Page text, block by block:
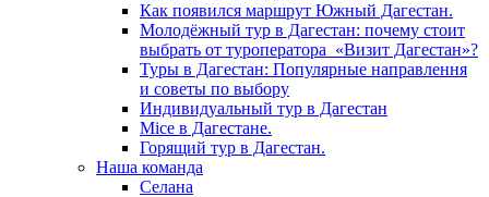
Как появился маршрут Южный Дагестан.
Молодёжный тур в Дагестан: почему стоит
выбрать от туроператора «Визит Дагестан»?
Туры в Дагестан: Популярные направлення
и советы по выбору
Индивидуальный тур в Дагестан
Mice в Дагестане.
Горящий тур в Дагестан.
Наша команда
Селана